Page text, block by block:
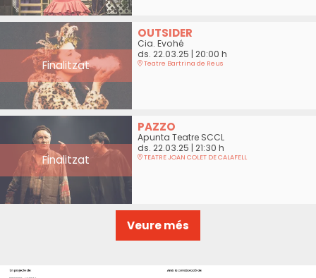
Finalitzat
OUTSIDER
Cia. Evohé
ds. 22.03.25 | 20:00 h
Teatre Bartrina de Reus
Finalitzat
PAZZO
Apunta Teatre SCCL
ds. 22.03.25 | 21:30 h
TEATRE JOAN COLET DE CALAFELL
Veure més